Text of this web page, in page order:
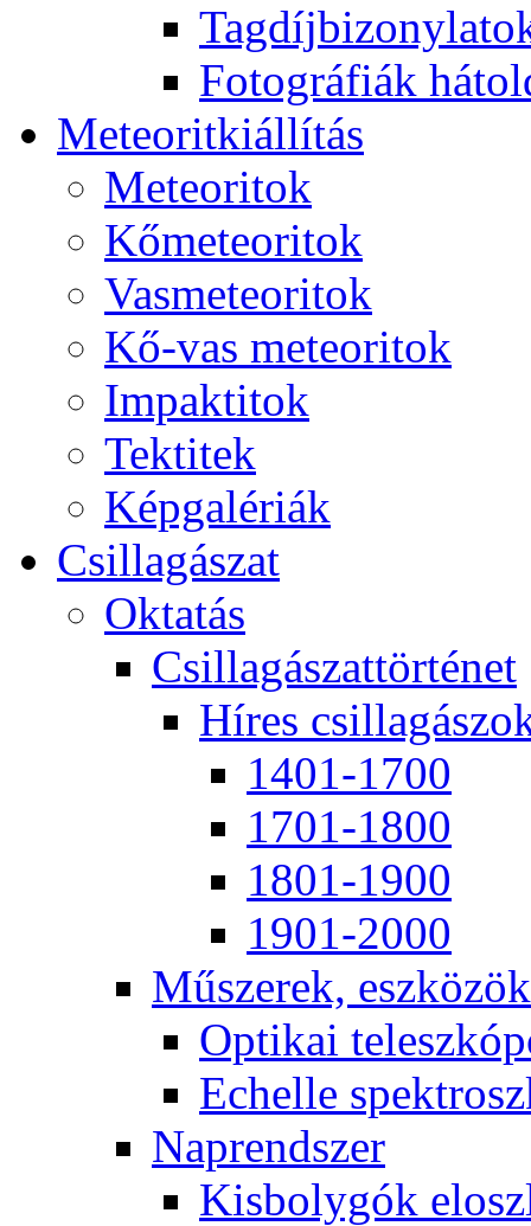
Fo­tog­rá­fi­ák
Me­te­o­rit­ki­ál­lí­tás
Me­te­o­ri­tok
Kő­me­te­o­ri­tok
Vas­me­te­o­ri­tok
Kő-vas me­te­o­ri­tok
Imp­ak­ti­tok
Tek­ti­tek
Kép­ga­lé­ri­ák
Csil­la­gá­szat
Ok­ta­tás
Csil­la­gá­szat­tör­té­net
Hí­res
1401-1700
1701-1800
1801-1900
1901-2000
Mű­sze­rek, esz­kö­zök
Op­ti­kai
Echel­le
Nap­rend­szer
Kis­boly­gók